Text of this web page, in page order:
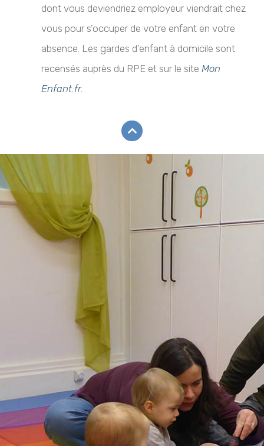
dont vous deviendriez employeur viendrait chez
vous pour s’occuper de votre enfant en votre
absence. Les gardes d’enfant à domicile sont
recensés auprès du RPE et sur le site Mon
Enfant.fr.